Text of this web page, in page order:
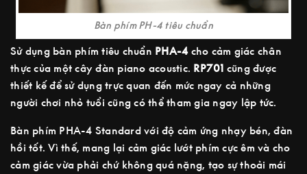
Bàn phím PH-4 tiêu chuẩn
Sử dụng bàn phím tiêu chuẩn PHA-4cho cảm giác chân
thực của một cây đàn piano acoustic. RP701 cũng được
thiết kế để sử dụng trực quan đến mức ngay cả những
người chơi nhỏ tuổi cũng có thể tham gia ngay lập tức.
Bàn phím PHA-4 Standard với độ cảm ứng nhạy bén, đàn
hồi tốt. Vì thế, mang lại cảm giác lướt phím cực êm và cho
cảm giác vừa phải chứ không quá nặng, tạo sự thoải mái